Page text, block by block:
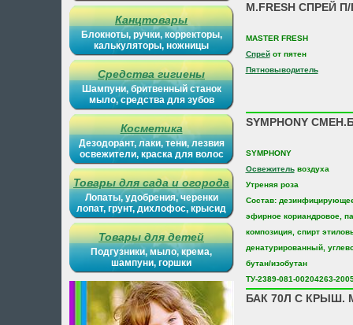
Канцтовары
Блокноты, ручки, корректоры,
калькуляторы, ножницы
Средства гигиены
Шампуни, бритвенный станок
мыло, средства для зубов
Косметика
Дезодорант, лаки, тени, лезвия
освежители, краска для волос
Товары для сада и огорода
Лопаты, удобрения, черенки
лопат, грунт, дихлофос, крысид
Товары для детей
Подгузники, мыло, крема,
шампуни, горшки
M.FRESH СПРЕЙ
MASTER FRESH
Спрейот пятен
Пятновыводитель
SYMPHONY
SYMPHONY
Освежительвоздуха
Утреняя роза
Состав:
эфирное кориандровое,
композиция, спирт
денатурированный,
бутан/изобутан
ТУ-2389-081-00204263-
БАК 70Л С КРЫШ.